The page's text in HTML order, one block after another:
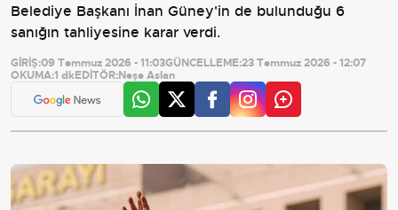
Belediye Başkanı İnan Güney'in de bulunduğu 6
sanığın tahliyesine karar verdi.
GİRİŞ:09 Temmuz 2026 - 11:03GÜNCELLEME:23 Temmuz 2026 - 12:07
OKUMA:1 dkEDİTÖR:Neşe Aslan